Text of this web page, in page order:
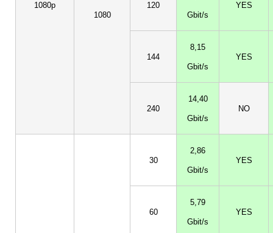
1080p
1080
120
Gbit/s
YES
144
8,15
Gbit/s
YES
240
14,40
Gbit/s
NO
30
2,86
Gbit/s
YES
60
5,79
Gbit/s
YES